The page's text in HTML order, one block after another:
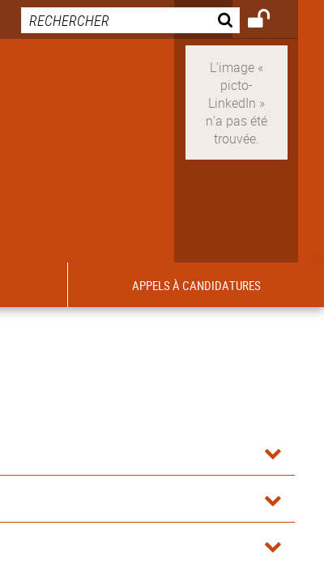
APPELS À CANDIDATURES